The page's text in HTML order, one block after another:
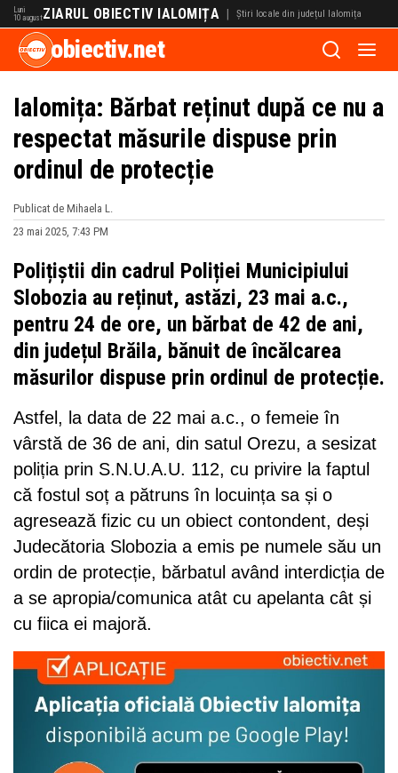
Luni
10 augustZIARUL OBIECTIV IALOMIȚA | Știri locale din județul Ialomița
obiectiv.net
Ialomița: Bărbat reținut după ce nu a
respectat măsurile dispuse prin
ordinul de protecție
Publicat de Mihaela L.
23 mai 2025, 7:43 PM
Polițiștii din cadrul Poliției Municipiului
Slobozia au reținut, astăzi, 23 mai a.c.,
pentru 24 de ore, un bărbat de 42 de ani,
din județul Brăila, bănuit de încălcarea
măsurilor dispuse prin ordinul de protecție.
Astfel, la data de 22 mai a.c., o femeie în
vârstă de 36 de ani, din satul Orezu, a sesizat
poliția prin S.N.U.A.U. 112, cu privire la faptul
că fostul soț a pătruns în locuința sa și o
agresează fizic cu un obiect contondent, deși
Judecătoria Slobozia a emis pe numele său un
ordin de protecție, bărbatul având interdicția de
a se apropia/comunica atât cu apelanta cât și
cu fiica ei majoră.